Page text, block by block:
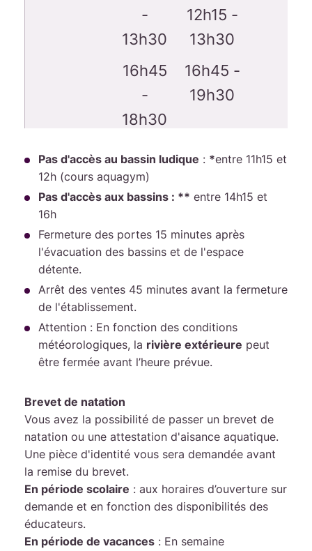
-
13h30
16h45
-
18h30
12h15 -
13h30
16h45 -
19h30
Mercredi
16h -
18h30
14h15**
16h15 -
Jeudi
11h45
-
11h45 -
Vendredi
11h45
-
13h30
20h
11h45 -
13h30
20h
Samedi
14h -
18h45
14h -
18h00
-
Pas d'accès au bassin ludique : *entre 11h15 et
12h (cours aquagym)
Pas d'accès aux bassins : ** entre 14h15 et
16h
Fermeture des portes 15 minutes après
l'évacuation des bassins et de l'espace
détente.
Arrêt des ventes 45 minutes avant la fermeture
de l'établissement.
Attention : En fonction des conditions
météorologiques, la rivière extérieure peut
être fermée avant l’heure prévue.
Brevet de natation
Vous avez la possibilité de passer un brevet de
natation ou une attestation d'aisance aquatique.
Une pièce d'identité vous sera demandée avant
la remise du brevet.
En période scolaire : aux horaires d’ouverture sur
demande et en fonction des disponibilités des
éducateurs.
En période de vacances : En semaine